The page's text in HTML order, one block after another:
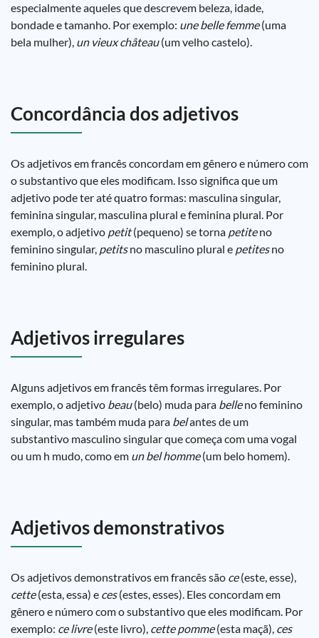
especialmente aqueles que descrevem beleza, idade,
bondade e tamanho. Por exemplo: une belle femme(uma
bela mulher), un vieux château(um velho castelo).
Concordância dos adjetivos
Os adjetivos em francês concordam em gênero e número com
o substantivo que eles modificam. Isso significa que um
adjetivo pode ter até quatro formas: masculina singular,
feminina singular, masculina plural e feminina plural. Por
exemplo, o adjetivo petit(pequeno) se torna petiteno
feminino singular, petitsno masculino plural e petitesno
feminino plural.
Adjetivos irregulares
Alguns adjetivos em francês têm formas irregulares. Por
exemplo, o adjetivo beau(belo) muda para belleno feminino
singular, mas também muda para belantes de um
substantivo masculino singular que começa com uma vogal
ou um h mudo, como em un bel homme(um belo homem).
Adjetivos demonstrativos
Os adjetivos demonstrativos em francês são ce(este, esse),
cette(esta, essa) e ces(estes, esses). Eles concordam em
gênero e número com o substantivo que eles modificam. Por
exemplo: ce livre(este livro), cette pomme(esta maçã), ces